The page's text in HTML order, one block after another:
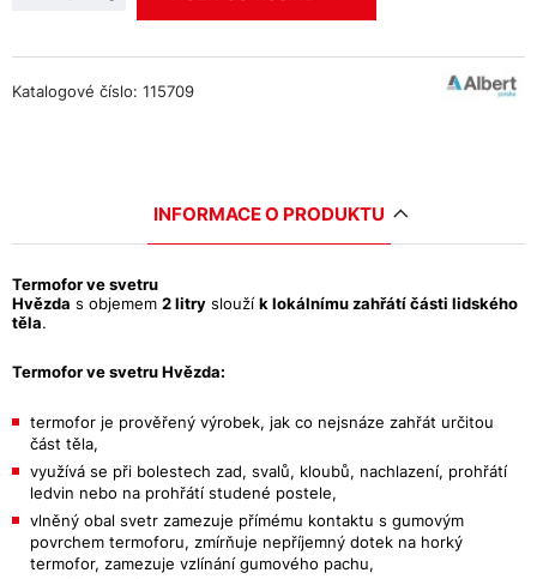
Katalogové číslo: 115709
INFORMACE O PRODUKTU
Termofor ve svetru
Hvězda s objemem 2 litry slouží k lokálnímu zahřátí části lidského
těla.
Termofor ve svetru Hvězda:
termofor je prověřený výrobek, jak co nejsnáze zahřát určitou
část těla,
využívá se při bolestech zad, svalů, kloubů, nachlazení, prohřátí
ledvin nebo na prohřátí studené postele,
vlněný obal svetr zamezuje přímému kontaktu s gumovým
povrchem termoforu, zmírňuje nepříjemný dotek na horký
termofor, zamezuje vzlínání gumového pachu,